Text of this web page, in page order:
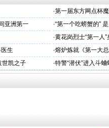
·第一届东方网点杯
亚洲第一 ·“第一个吃螃蟹的”
·黄花岗烈士“第一人
生 ·熔炉炼就《第一大
世凯之子 ·特警“潜伏”进入斗